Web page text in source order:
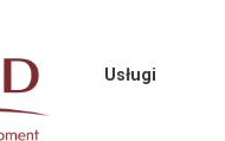
Usługi